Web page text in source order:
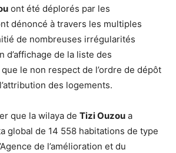
ont été déplorés par les
dénoncé à travers les multiples
de nombreuses irrégularités
d’affichage de la liste des
le non respect de l’ordre de dépôt
des logements.
que la wilaya de Tizi Ouzou a
global de 14 558 habitations de type
de l’amélioration et du